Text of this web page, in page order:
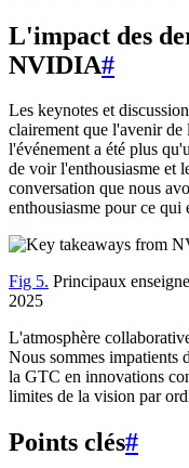
L'impact des
NVIDIA#
Les keynotes et
clairement que l'avenir
l'événement a été plus
de voir l'enthousiasme et
conversation que nous
enthousiasme pour ce
Fig 5. Principaux
2025
L'atmosphère
Nous sommes impatients
la GTC en innovations
limites de la vision par
Points clés#